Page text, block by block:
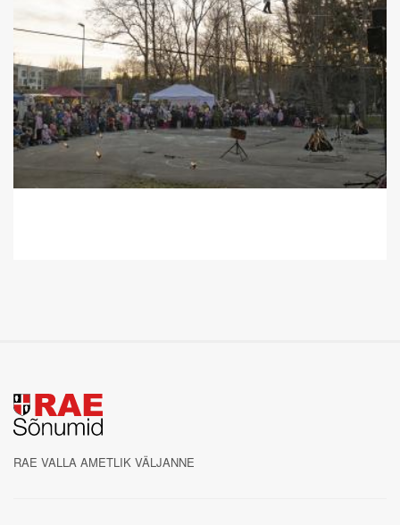
RAE VALLA AMETLIK VÄLJANNE